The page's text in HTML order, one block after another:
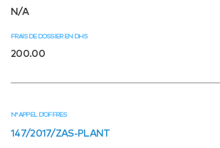
N/A
FRAIS DE DOSSIER EN DHS
200.00
N° APPEL D’OFFRES
147/2017/ZAS-PLANT